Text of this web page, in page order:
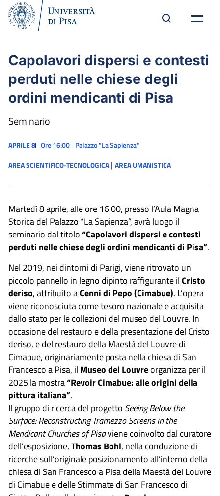
Capolavori dispersi e contesti
perduti nelle chiese degli
ordini mendicanti di Pisa
Seminario
APRILE 8 Ore 16:00 Palazzo "La Sapienza"
AREA SCIENTIFICO-TECNOLOGICA | AREA UMANISTICA
Martedì 8 aprile, alle ore 16.00, presso l’Aula Magna
Storica del Palazzo “La Sapienza”, avrà luogo il
seminario dal titolo“Capolavori dispersi e contesti
perduti nelle chiese degli ordini mendicanti di Pisa”.
Nel 2019, nei dintorni di Parigi, viene ritrovato un
piccolo pannello in legno dipinto raffigurante ilCristo
deriso, attribuito aCenni di Pepo (Cimabue). L’opera
viene riconosciuta come tesoro nazionale e acquisita
dallo stato per le collezioni del museo del Louvre. In
occasione del restauro e della presentazione del Cristo
deriso, e del restauro della Maestà del Louvre di
Cimabue, originariamente posta nella chiesa di San
Francesco a Pisa, il Museo del Louvreorganizza per il
2025 la mostra“Revoir Cimabue: alle origini della
pittura italiana”.
Il gruppo di ricerca del progetto Seeing Below the
Surface: Reconstructing Tramezzo Screens in the
Mendicant Churches of Pisaviene coinvolto dal curatore
dell’esposizione,Thomas Bohl, nella conduzione di
ricerche sull’originale posizionamento all’interno della
chiesa di San Francesco a Pisa della Maestà del Louvre
di Cimabue e delle Stimmate di San Francesco di